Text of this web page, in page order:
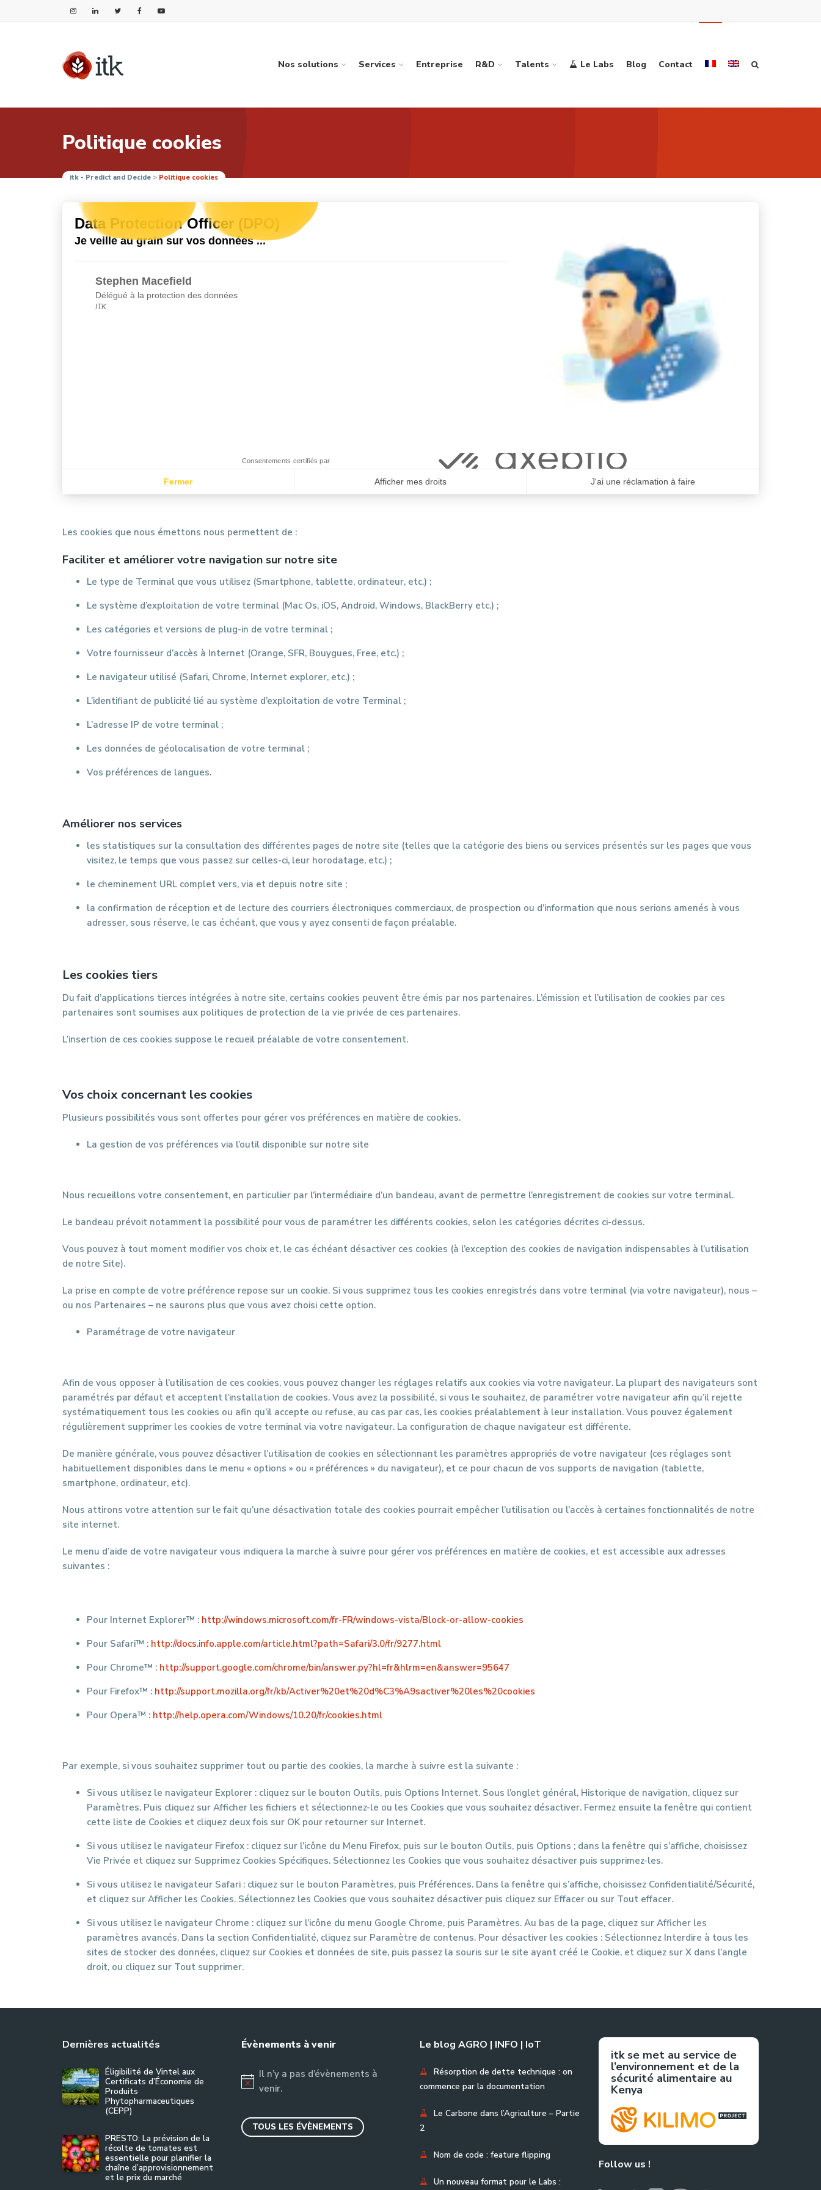
Nos solutions Services Entreprise R&D Talents Le Labs Blog Contact
Politique cookies
itk - Predict and Decide > Politique cookies
Data Protection Officer (DPO)
Je veille au grain sur vos données ...
Stephen Macefield
Délégué à la protection des données
ITK
Consentements certifiés par
Fermer Afficher mes droits J'ai une réclamation à faire
Les cookies que nous émettons nous permettent de :
Faciliter et améliorer votre navigation sur notre site
Le type de Terminal que vous utilisez (Smartphone, tablette, ordinateur, etc.) ;
Le système d’exploitation de votre terminal (Mac Os, iOS, Android, Windows, BlackBerry etc.) ;
Les catégories et versions de plug-in de votre terminal ;
Votre fournisseur d’accès à Internet (Orange, SFR, Bouygues, Free, etc.) ;
Le navigateur utilisé (Safari, Chrome, Internet explorer, etc.) ;
L’identifiant de publicité lié au système d’exploitation de votre Terminal ;
L’adresse IP de votre terminal ;
Les données de géolocalisation de votre terminal ;
Vos préférences de langues.
Améliorer nos services
les statistiques sur la consultation des différentes pages de notre site (telles que la catégorie des biens ou services présentés sur les pages que vous
visitez, le temps que vous passez sur celles-ci, leur horodatage, etc.) ;
le cheminement URL complet vers, via et depuis notre site ;
la confirmation de réception et de lecture des courriers électroniques commerciaux, de prospection ou d’information que nous serions amenés à vous
adresser, sous réserve, le cas échéant, que vous y ayez consenti de façon préalable.
Les cookies tiers
Du fait d’applications tierces intégrées à notre site, certains cookies peuvent être émis par nos partenaires. L’émission et l’utilisation de cookies par ces
partenaires sont soumises aux politiques de protection de la vie privée de ces partenaires.
L’insertion de ces cookies suppose le recueil préalable de votre consentement.
Vos choix concernant les cookies
Plusieurs possibilités vous sont offertes pour gérer vos préférences en matière de cookies.
La gestion de vos préférences via l’outil disponible sur notre site
Nous recueillons votre consentement, en particulier par l’intermédiaire d’un bandeau, avant de permettre l’enregistrement de cookies sur votre terminal.
Le bandeau prévoit notamment la possibilité pour vous de paramétrer les différents cookies, selon les catégories décrites ci-dessus.
Vous pouvez à tout moment modifier vos choix et, le cas échéant désactiver ces cookies (à l’exception des cookies de navigation indispensables à l’utilisation
de notre Site).
La prise en compte de votre préférence repose sur un cookie. Si vous supprimez tous les cookies enregistrés dans votre terminal (via votre navigateur), nous –
ou nos Partenaires – ne saurons plus que vous avez choisi cette option.
Paramétrage de votre navigateur
Afin de vous opposer à l’utilisation de ces cookies, vous pouvez changer les réglages relatifs aux cookies via votre navigateur. La plupart des navigateurs sont
paramétrés par défaut et acceptent l’installation de cookies. Vous avez la possibilité, si vous le souhaitez, de paramétrer votre navigateur afin qu’il rejette
systématiquement tous les cookies ou afin qu’il accepte ou refuse, au cas par cas, les cookies préalablement à leur installation. Vous pouvez également
régulièrement supprimer les cookies de votre terminal via votre navigateur. La configuration de chaque navigateur est différente.
De manière générale, vous pouvez désactiver l’utilisation de cookies en sélectionnant les paramètres appropriés de votre navigateur (ces réglages sont
habituellement disponibles dans le menu « options » ou « préférences » du navigateur), et ce pour chacun de vos supports de navigation (tablette,
smartphone, ordinateur, etc).
Nous attirons votre attention sur le fait qu’une désactivation totale des cookies pourrait empêcher l’utilisation ou l’accès à certaines fonctionnalités de notre
site internet.
Le menu d’aide de votre navigateur vous indiquera la marche à suivre pour gérer vos préférences en matière de cookies, et est accessible aux adresses
suivantes :
Pour Internet Explorer™ : http://windows.microsoft.com/fr-FR/windows-vista/Block-or-allow-cookies
Pour Safari™ : http://docs.info.apple.com/article.html?path=Safari/3.0/fr/9277.html
Pour Chrome™ : http://support.google.com/chrome/bin/answer.py?hl=fr&hlrm=en&answer=95647
Pour Firefox™ : http://support.mozilla.org/fr/kb/Activer%20et%20d%C3%A9sactiver%20les%20cookies
Pour Opera™ : http://help.opera.com/Windows/10.20/fr/cookies.html
Par exemple, si vous souhaitez supprimer tout ou partie des cookies, la marche à suivre est la suivante :
Si vous utilisez le navigateur Explorer : cliquez sur le bouton Outils, puis Options Internet. Sous l’onglet général, Historique de navigation, cliquez sur
Paramètres. Puis cliquez sur Afficher les fichiers et sélectionnez-le ou les Cookies que vous souhaitez désactiver. Fermez ensuite la fenêtre qui contient
cette liste de Cookies et cliquez deux fois sur OK pour retourner sur Internet.
Si vous utilisez le navigateur Firefox : cliquez sur l’icône du Menu Firefox, puis sur le bouton Outils, puis Options ; dans la fenêtre qui s’affiche, choisissez
Vie Privée et cliquez sur Supprimez Cookies Spécifiques. Sélectionnez les Cookies que vous souhaitez désactiver puis supprimez-les.
Si vous utilisez le navigateur Safari : cliquez sur le bouton Paramètres, puis Préférences. Dans la fenêtre qui s’affiche, choisissez Confidentialité/Sécurité,
et cliquez sur Afficher les Cookies. Sélectionnez les Cookies que vous souhaitez désactiver puis cliquez sur Effacer ou sur Tout effacer.
Si vous utilisez le navigateur Chrome : cliquez sur l’icône du menu Google Chrome, puis Paramètres. Au bas de la page, cliquez sur Afficher les
paramètres avancés. Dans la section Confidentialité, cliquez sur Paramètre de contenus. Pour désactiver les cookies : Sélectionnez Interdire à tous les
sites de stocker des données, cliquez sur Cookies et données de site, puis passez la souris sur le site ayant créé le Cookie, et cliquez sur X dans l’angle
droit, ou cliquez sur Tout supprimer.
Dernières actualités
Éligibilité de Vintel aux
Certificats d’Économie de
Produits
Phytopharmaceutiques
(CEPP)
PRESTO: La prévision de la
récolte de tomates est
essentielle pour planifier la
chaîne d’approvisionnement
et le prix du marché
Évènements à venir
Notice
Il n’y a pas d’évènements à
venir.
TOUS LES ÉVÈNEMENTS
Le blog AGRO | INFO | IoT
Résorption de dette technique : on
commence par la documentation
Le Carbone dans l’Agriculture – Partie
2
Nom de code : feature flipping
Un nouveau format pour le Labs :
itk se met au service de
l’environnement et de la
sécurité alimentaire au
Kenya
Follow us !